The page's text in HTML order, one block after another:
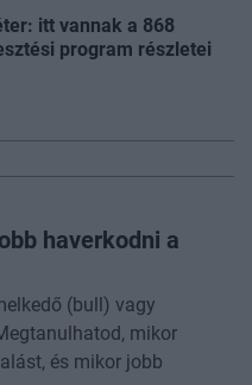
itt vannak a 868
program részletei
haverkodni a
(bull) vagy
mikor
és mikor jobb